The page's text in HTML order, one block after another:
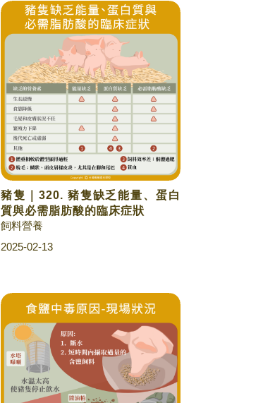
豬隻｜320. 豬隻缺乏能量、蛋白
質與必需脂肪酸的臨床症狀
飼料營養
2025-02-13